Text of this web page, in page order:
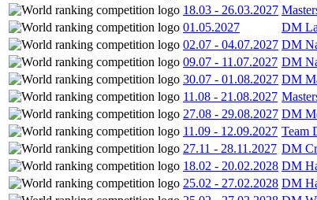
18.03 - 26.03.2027
01.05.2027
DM
02.07 - 04.07.2027 DM
09.07 - 11.07.2027 DM
30.07 - 01.08.2027 DM
11.08 - 21.08.2027
27.08 - 29.08.2027 DM
11.09 - 12.09.2027 Team
27.11 - 28.11.2027 DM
18.02 - 20.02.2028 DM
25.02 - 27.02.2028 DM